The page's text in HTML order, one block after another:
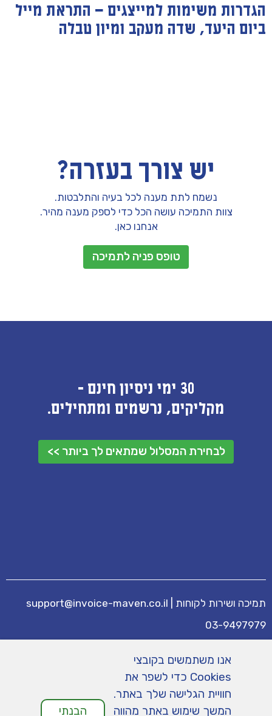
הגדרות משימות למייצגים — התראת מייל
ביום היעד, שדה מעקב ומיון טבלה
יש צורך בעזרה?
נשמח לתת מענה לכל בעיה והתלבטות.
צוות התמיכה עושה הכל כדי לספק מענה מהיר.
אנחנו כאן.
טופס פניה לתמיכה
30 ימי ניסיון חינם -
מקליקים, נרשמים ומתחילים.
לבחירת המסלול שמתאים לך ביותר >>
תמיכה ושירות לקוחות support@invoice-maven.co.il
03-9497979
תמיכה
הצהרת נגישות
| מדיניות פרטיות
אנו משתמשים בקובצי
Cookies כדי לשפר את
חוויית הגלישה שלך באתר.
המשך שימוש באתר מהווה
הבנתי